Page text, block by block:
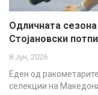
Одличната
Стојановски
8 Јун, 2026
Еден од
селекции на